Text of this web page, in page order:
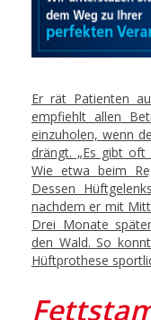
Er rät Patienten
empfiehlt allen
einzuholen, wenn
drängt. „Es gibt oft
Wie etwa beim
Dessen
nachdem er mit
Drei Monate
den Wald. So
Hüftprothese